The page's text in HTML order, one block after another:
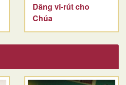
Dâng vi-rút cho
Chúa